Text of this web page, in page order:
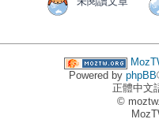
Powered by phpBB
正體中文
©